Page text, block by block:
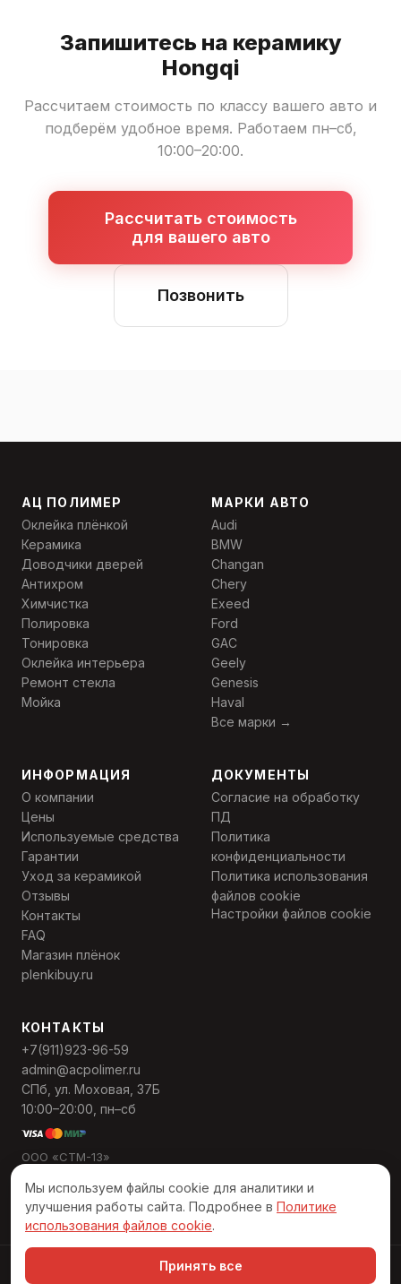
Запишитесь на керамику
Hongqi
Рассчитаем стоимость по классу вашего авто и
подберём удобное время. Работаем пн–сб,
10:00–20:00.
Рассчитать стоимость
для вашего авто
Позвонить
АЦ ПОЛИМЕР
Оклейка плёнкой
Керамика
Доводчики дверей
Антихром
Химчистка
Полировка
Тонировка
Оклейка интерьера
Ремонт стекла
Мойка
МАРКИ АВТО
Audi
BMW
Changan
Chery
Exeed
Ford
GAC
Geely
Genesis
Haval
Все марки →
ИНФОРМАЦИЯ
О компании
Цены
Используемые средства
Гарантии
Уход за керамикой
Отзывы
Контакты
FAQ
Магазин плёнок
plenkibuy.ru
ДОКУМЕНТЫ
Согласие на обработку
ПД
Политика
конфиденциальности
Политика использования
файлов cookie
Настройки файлов cookie
КОНТАКТЫ
+7(911)923-96-59
admin@acpolimer.ru
СПб, ул. Моховая, 37Б
10:00–20:00, пн–сб
ООО «СТМ-13»
ОГРН 1137847495389
Мы используем файлы cookie для аналитики и
улучшения работы сайта. Подробнее в Политике
использования файлов cookie.
Принять все